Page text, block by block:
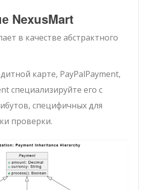
NexusMart
в качестве абстрактного
карте, PayPalPayment,
специализируйте его с
специфичных для
проверки.